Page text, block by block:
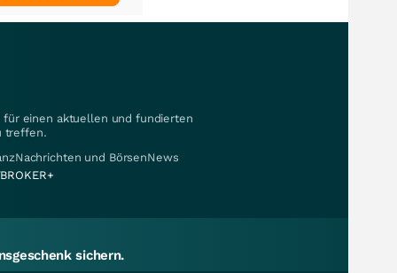
für einen aktuellen und fundierten
treffen.
und BörsenNews
sichern.